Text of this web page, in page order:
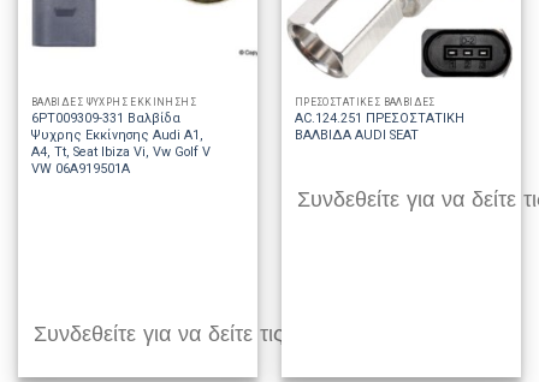
ΒΑΛΒΙΔΕΣ ΨΥΧΡΗΣ ΕΚΚΙΝΗΣΗΣ
6PT009309-331 Βαλβίδα
Ψυχρης Εκκίνησης Audi A1,
A4, Tt, Seat Ibiza Vi, Vw Golf V
VW 06A919501A
Συνδεθείτε για να δείτε τις τιμές
ΠΡΕΣΟΣΤΑΤΙΚΕΣ ΒΑΛΒΙΔΕΣ
AC.124.251 ΠΡΕΣΟΣΤΑΤΙΚΗ
ΒΑΛΒΙΔΑ AUDI SEAT
Συνδεθείτε για να δείτε